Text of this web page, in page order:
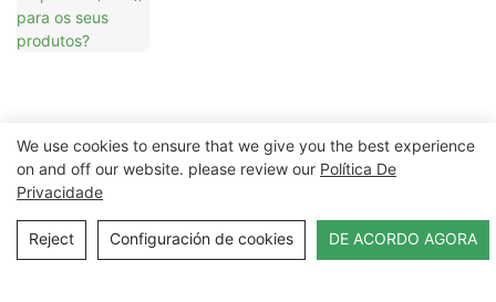
Ponte En Contacto Connosco
Nome
We use cookies to ensure that we give you the best experience
on and off our website. please review our Política De
Privacidade
Reject Configuración de cookies DE ACORDO AGORA